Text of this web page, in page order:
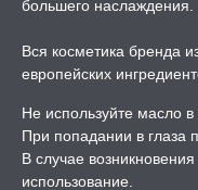
БОНДАЖ
большего наслаждения.
Вся косметика бренда
европейских
Не используйте масло в
При попадании в глаза
В случае
использование.